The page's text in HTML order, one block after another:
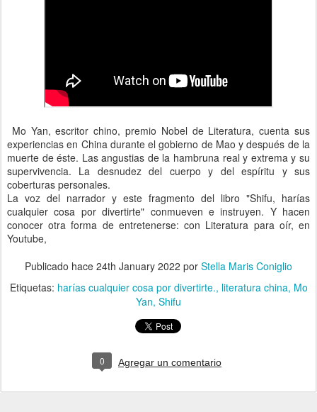
Mo Yan, escritor chino, premio Nobel de Literatura, cuenta sus
experiencias en China durante el gobierno de Mao y después de la
muerte de éste. Las angustias de la hambruna real y extrema y su
supervivencia. La desnudez del cuerpo y del espíritu y sus
coberturas personales.
La voz del narrador y este fragmento del libro "Shifu, harías
cualquier cosa por divertirte" conmueven e instruyen. Y hacen
conocer otra forma de entretenerse: con Literatura para oír, en
Youtube,
Publicado hace 24th January 2022 por Stella Maris Coniglio
Etiquetas: harías cualquier cosa por divertirte. literatura china Mo
Yan Shifu
0 Agregar un comentario